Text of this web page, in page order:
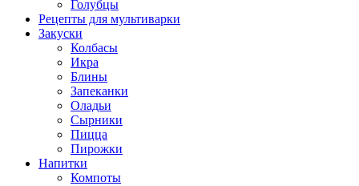
Голубцы
Рецепты для мультиварки
Закуски
Колбасы
Икра
Блины
Запеканки
Оладьи
Сырники
Пицца
Пирожки
Напитки
Компоты